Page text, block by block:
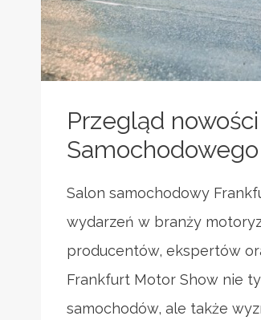
Przegląd
Salon samochodowy
wydarzeń w branży
producentów, ekspertów
Frankfurt Motor Show nie
samochodów, ale także